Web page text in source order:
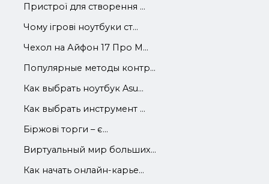
Пристрої для створення ...
Чому ігрові ноутбуки ст...
Чехол на Айфон 17 Про М...
Популярные методы контр...
Как выбрать ноутбук Asu...
Как выбрать инструмент ...
Біржові торги – є...
Виртуальный мир больших...
Как начать онлайн-карье...